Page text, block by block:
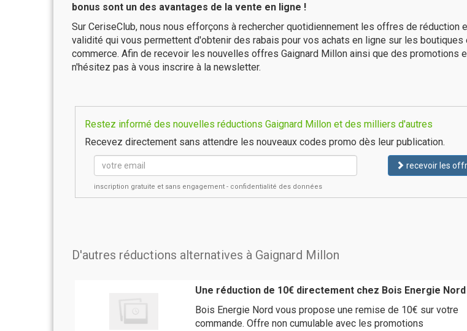
bonus sont un des avantages de la vente en ligne !
Sur CeriseClub, nous nous efforçons à rechercher quotidiennement les offres de réduction
validité qui vous permettent d'obtenir des rabais pour vos achats en ligne sur les boutiques
commerce. Afin de recevoir les nouvelles offres Gaignard Millon ainsi que des promotions
n'hésitez pas à vous inscrire à la newsletter.
Restez informé des nouvelles réductions Gaignard Millon et des milliers d'autres
Recevez directement sans attendre les nouveaux codes promo dès leur publication.
recevoir les
inscription gratuite et sans engagement - confidentialité des données
D'autres réductions alternatives à Gaignard Millon
Une réduction de 10€ directement chez Bois Energie Nord
Bois Energie Nord vous propose une remise de 10€ sur votre
commande. Offre non cumulable avec les promotions